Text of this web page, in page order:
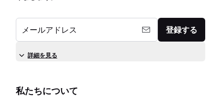
メールアドレス 登録する
詳細を見る
私たちについて